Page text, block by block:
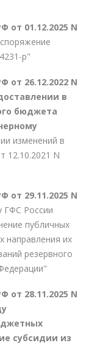
от 01.12.2025 N
р"
от 26.12.2022 N
в
бюджета
изменений в
12.10.2021 N
от 29.11.2025 N
ГФС России
публичных
направления их
резервного
от 28.11.2025 N
субсидии из